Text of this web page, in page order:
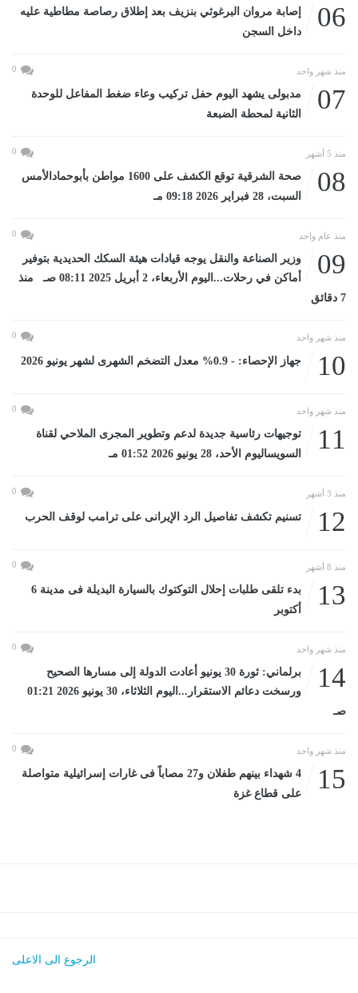
06
إصابة مروان البرغوثي بنزيف بعد إطلاق رصاصة مطاطية عليه
داخل السجن
منذ شهر واحد 0
07
مدبولى يشهد اليوم حفل تركيب وعاء ضغط المفاعل للوحدة
الثانية لمحطة الضبعة
منذ 5 أشهر 0
08
صحة الشرقية توقع الكشف على 1600 مواطن بأبوحمادالأمس
السبت، 28 فبراير 2026 09:18 مـ
منذ عام واحد 0
09
وزير الصناعة والنقل يوجه قيادات هيئة السكك الحديدية بتوفير
أماكن في رحلات...اليوم الأربعاء، 2 أبريل 2025 08:11 صـ منذ
7 دقائق
منذ شهر واحد 0
10 جهاز الإحصاء: - 0.9% معدل التضخم الشهرى لشهر يونيو 2026
منذ شهر واحد 0
11
توجيهات رئاسية جديدة لدعم وتطوير المجرى الملاحي لقناة
السويساليوم الأحد، 28 يونيو 2026 01:52 مـ
منذ 3 أشهر 0
12 تسنيم تكشف تفاصيل الرد الإيرانى على ترامب لوقف الحرب
منذ 8 أشهر 0
13
بدء تلقى طلبات إحلال التوكتوك بالسيارة البديلة فى مدينة 6
أكتوبر
منذ شهر واحد 0
14
برلماني: ثورة 30 يونيو أعادت الدولة إلى مسارها الصحيح
ورسخت دعائم الاستقرار...اليوم الثلاثاء، 30 يونيو 2026 01:21
صـ
منذ شهر واحد 0
15
4 شهداء بينهم طفلان و27 مصاباً فى غارات إسرائيلية متواصلة
على قطاع غزة
الرجوع الى الاعلى